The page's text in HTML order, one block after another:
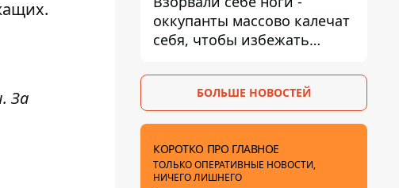
.
За
оккупанты массово калечат
себя, чтобы избежать
БОЛЬШЕ НОВОСТЕЙ
КОРОТКО ПРО ГЛАВНОЕ
ТОЛЬКО ОПЕРАТИВНЫЕ НОВОСТИ,
НИЧЕГО ЛИШНЕГО